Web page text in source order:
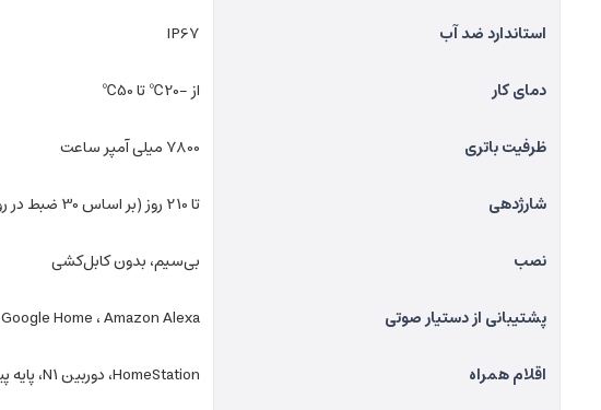
استاندارد ضد آب IP67
دمای کار از -20℃ تا 50℃
ظرفیت باتری 7800 میلی آمپر ساعت
شارژدهی تا 210 روز (بر اساس 30 ضبط در روز، هر کدام 10 ثانیه)
نصب بی‌سیم، بدون کابل‌کشی
پشتیبانی از دستیار صوتی Google Home ، Amazon Alexa
اقلام همراه HomeStation، دوربین N1، پایه پیچ، پک پیچ، کابل USB-A به USB-C، کابل RJ45، آداپتور برق